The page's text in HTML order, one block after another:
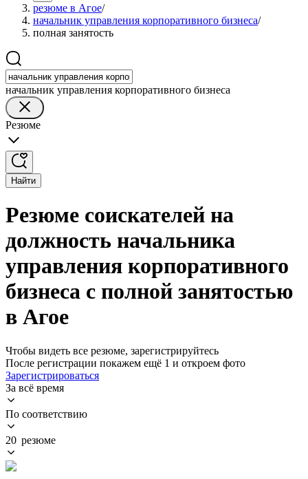
резюме в Агое/
начальник управления корпоративного бизнеса/
полная занятость
начальник управления корпоративного бизнеса
Резюме
Найти
Резюме соискателей на
должность начальника
управления корпоративного
бизнеса с полной занятостью
в Агое
Чтобы видеть все резюме, зарегистрируйтесь
После регистрации покажем ещё 1 и откроем фото
Зарегистрироваться
За всё время
По соответствию
20 резюме